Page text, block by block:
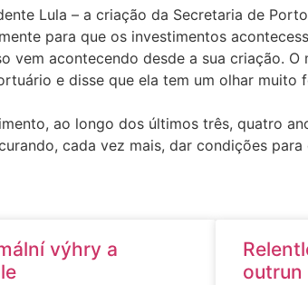
Lula – a criação da Secretaria de
para que os investimentos
vem acontecendo desde a sua criação.
e disse que ela tem um olhar
ao longo dos últimos três, quatro
cada vez mais, dar condições
výhry a